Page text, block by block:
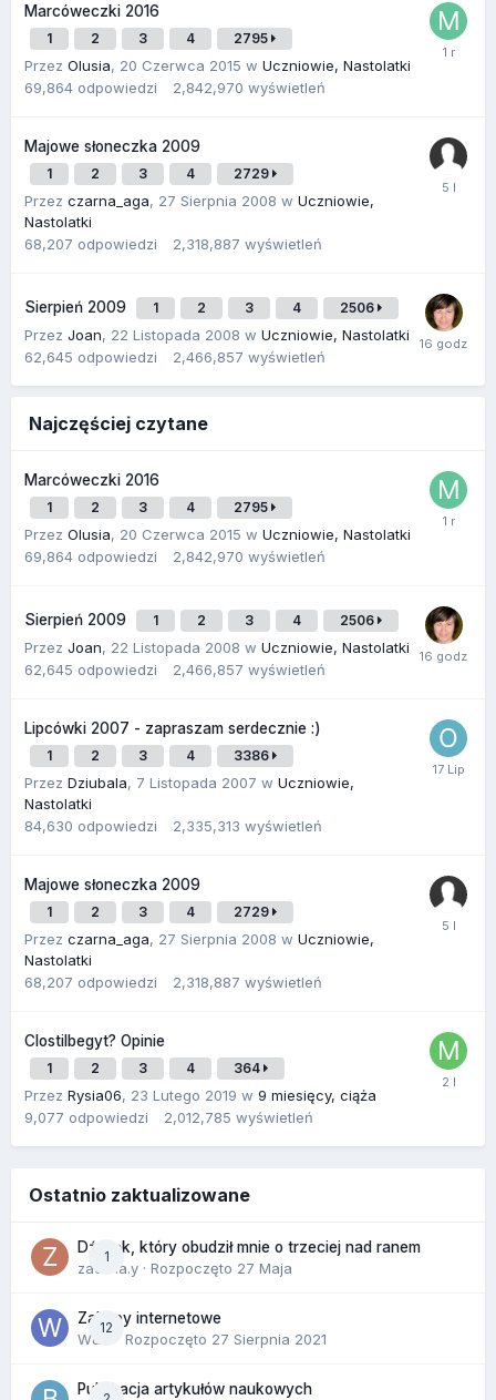
Marcóweczki 2016
1 2 3 4 2795
Przez Olusia, 20 Czerwca 2015 w Uczniowie, Nastolatki
69,864 odpowiedzi 2,842,970 wyświetleń
Majowe słoneczka 2009
1 2 3 4 2729
Przez czarna_aga, 27 Sierpnia 2008 w Uczniowie,
Nastolatki
68,207 odpowiedzi 2,318,887 wyświetleń
Sierpień 2009 1 2 3 4 2506
Przez Joan, 22 Listopada 2008 w Uczniowie, Nastolatki
62,645 odpowiedzi 2,466,857 wyświetleń
Najczęściej czytane
Marcóweczki 2016
1 2 3 4 2795
Przez Olusia, 20 Czerwca 2015 w Uczniowie, Nastolatki
69,864 odpowiedzi 2,842,970 wyświetleń
Sierpień 2009 1 2 3 4 2506
Przez Joan, 22 Listopada 2008 w Uczniowie, Nastolatki
62,645 odpowiedzi 2,466,857 wyświetleń
Lipcówki 2007 - zapraszam serdecznie :)
1 2 3 4 3386
Przez Dziubala, 7 Listopada 2007 w Uczniowie,
Nastolatki
84,630 odpowiedzi 2,335,313 wyświetleń
Majowe słoneczka 2009
1 2 3 4 2729
Przez czarna_aga, 27 Sierpnia 2008 w Uczniowie,
Nastolatki
68,207 odpowiedzi 2,318,887 wyświetleń
Clostilbegyt? Opinie
1 2 3 4 364
Przez Rysia06, 23 Lutego 2019 w 9 miesięcy, ciąża
9,077 odpowiedzi 2,012,785 wyświetleń
Ostatnio zaktualizowane
1
Dźwięk, który obudził mnie o trzeciej nad ranem
zackr.a.y · Rozpoczęto 27 Maja
12
Zakupy internetowe
Wula
· Rozpoczęto 27 Sierpnia 2021
Publikacja artykułów naukowych